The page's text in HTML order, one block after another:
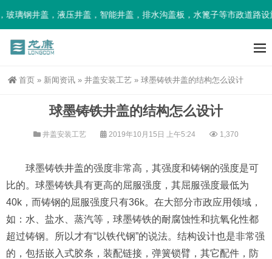
钢井盖，液压井盖，智能井盖，排水沟盖板，水篦子等市政道路设施
首页 » 新闻资讯 » 井盖安装工艺 » 球墨铸铁井盖的结构怎么设计
球墨铸铁井盖的结构怎么设计
井盖安装工艺 2019年10月15日 上午5:24 1,370
球墨铸铁井盖的强度非常高，其强度和铸钢的强度是可
比的。球墨铸铁具有更高的屈服强度，其屈服强度最低为
40k，而铸钢的屈服强度只有36k。在大部分市政应用领域，
如：水、盐水、蒸汽等，球墨铸铁的耐腐蚀性和抗氧化性都
超过铸钢。所以才有“以铁代钢”的说法。结构设计也是非常强
的，包括嵌入式胶条，装配链接，弹簧锁臂，其它配件，防